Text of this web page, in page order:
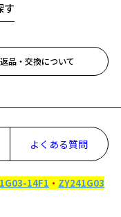
す
返品・交換について
よくある質問
14F1 ・ ZY241G03